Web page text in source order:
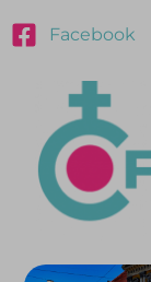
Facebook